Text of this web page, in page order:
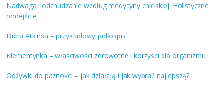
Nadwaga i odchudzanie według medycyny chińskiej: Holistyczne
podejście
Dieta Atkinsa – przykładowy jadłospis
Klementynka – właściwości zdrowotne i korzyści dla organizmu
Odżywki do paznokci – jak działają i jak wybrać najlepszą?